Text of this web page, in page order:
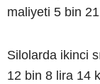
maliyeti 5 bin
Silolarda ikinci
12 bin 8 lira 14